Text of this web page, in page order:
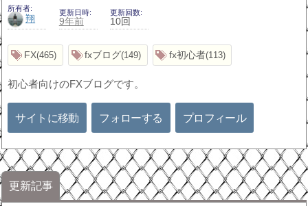
所有者
翔
更新日時
9年前
更新回数
10回
FX 465 fxブログ 149 fx初心者 113
初心者向けのFXブログです。
サイトに移動 フォローする プロフィール
更新記事